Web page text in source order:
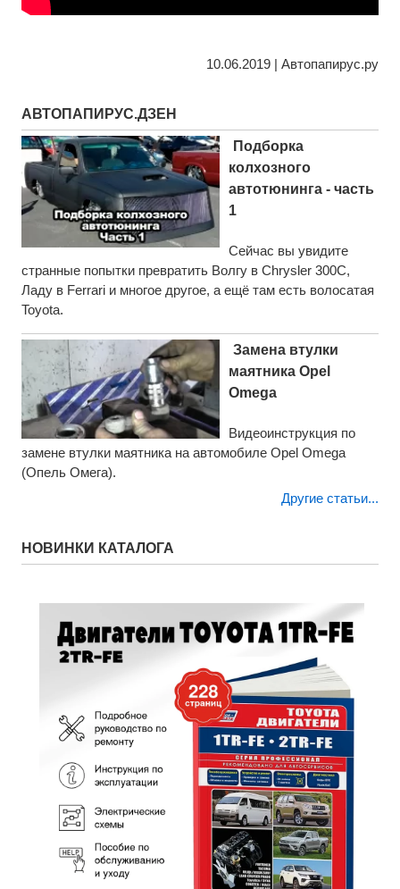
10.06.2019 | Автопапирус.ру
АВТОПАПИРУС.ДЗЕН
Подборка
колхозного
автотюнинга - часть
1
Сейчас вы увидите
странные попытки превратить Волгу в Chrysler 300C,
Ладу в Ferrari и многое другое, а ещё там есть волосатая
Toyota.
Замена втулки
маятника Opel
Omega
Видеоинструкция по
замене втулки маятника на автомобиле Opel Omega
(Опель Омега).
Другие статьи...
НОВИНКИ КАТАЛОГА